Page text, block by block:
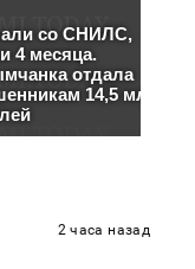
2 часа назад